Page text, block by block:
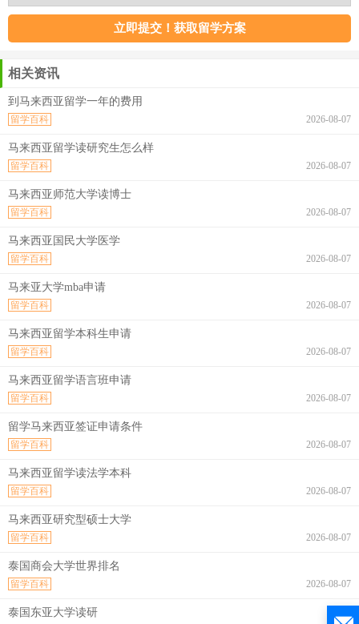
相关资讯
到马来西亚留学一年的费用
2026-08-07
留学百科
马来西亚留学读研究生怎么样
2026-08-07
留学百科
马来西亚师范大学读博士
2026-08-07
留学百科
马来西亚国民大学医学
2026-08-07
留学百科
马来亚大学mba申请
2026-08-07
留学百科
马来西亚留学本科生申请
2026-08-07
留学百科
马来西亚留学语言班申请
2026-08-07
留学百科
留学马来西亚签证申请条件
2026-08-07
留学百科
马来西亚留学读法学本科
2026-08-07
留学百科
马来西亚研究型硕士大学
2026-08-07
留学百科
泰国商会大学世界排名
2026-08-07
留学百科
泰国东亚大学读研